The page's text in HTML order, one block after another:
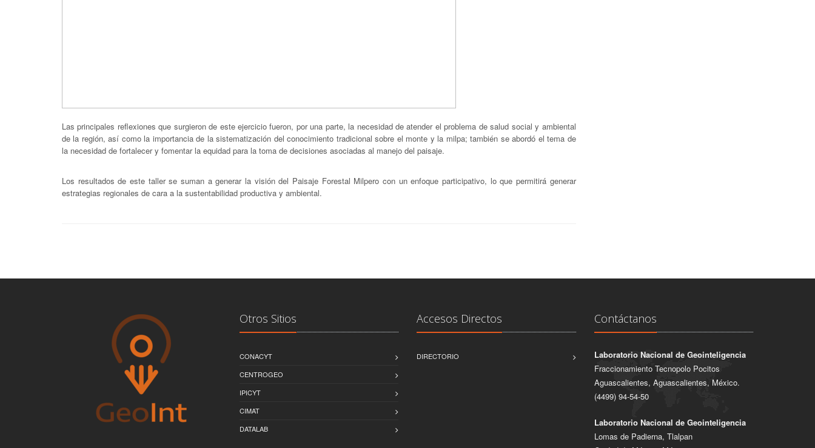
Las principales reflexiones que surgieron de este ejercicio fueron, por una parte, la necesidad de atender el problema de salud social y ambiental
de la región, así como la importancia de la sistematización del conocimiento tradicional sobre el monte y la milpa; también se abordó el tema de
la necesidad de fortalecer y fomentar la equidad para la toma de decisiones asociadas al manejo del paisaje.
Los resultados de este taller se suman a generar la visión del Paisaje Forestal Milpero con un enfoque participativo, lo que permitirá generar
estrategias regionales de cara a la sustentabilidad productiva y ambiental.
Otros Sitios
CONACYT
CENTROGEO
IPICYT
CIMAT
DATALAB
Accesos Directos
DIRECTORIO
Contáctanos
Laboratorio Nacional de Geointeligencia
Fraccionamiento Tecnopolo Pocitos
Aguascalientes, Aguascalientes, México.
(4499) 94-54-50
Laboratorio Nacional de Geointeligencia
Lomas de Padierna, Tlalpan